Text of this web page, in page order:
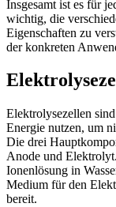
Insgesamt ist es für
wichtig, die
Eigenschaften zu
der konkreten
Elektrolysezellen
Energie nutzen, um
Die drei
Anode und
Ionenlösung in
Medium für den
bereit.